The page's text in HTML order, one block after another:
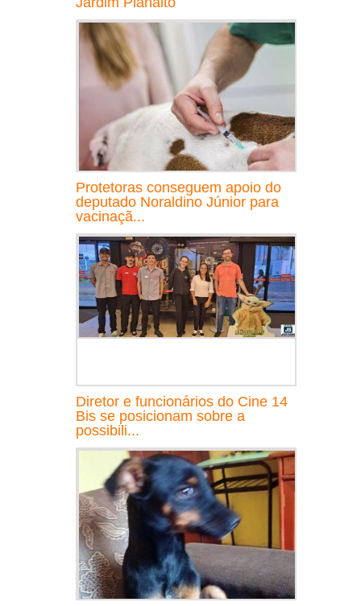
Protetoras conseguem apoio do
deputado Noraldino Júnior para
vacinaçã...
Diretor e funcionários do Cine 14
Bis se posicionam sobre a
possibili...